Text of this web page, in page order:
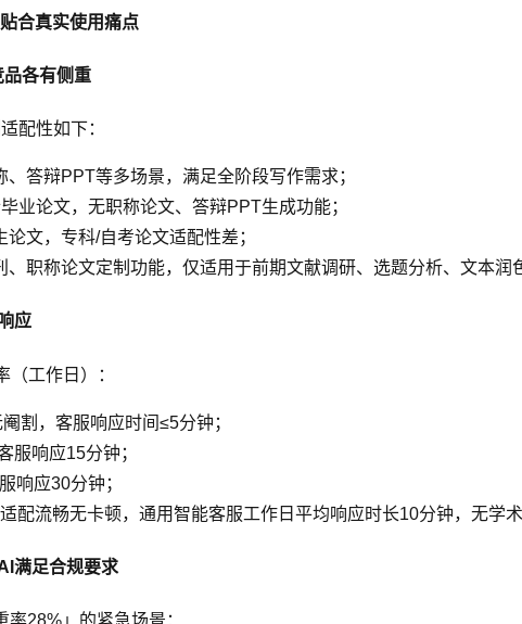
合真实使用痛点
各有侧重
配性如下：
答辩PPT等多场景，满足全阶段写作需求；
业论文，无职称论文、答辩PPT生成功能；
文，专科/自考论文适配性差；
职称论文定制功能，仅适用于前期文献调研、选题分析、文本润
应
工作日）：
割，客服响应时间≤5分钟；
服响应15分钟；
响应30分钟；
配流畅无卡顿，通用智能客服工作日平均响应时长10分钟，无学术
满足合规要求
28%」的紧急场景：